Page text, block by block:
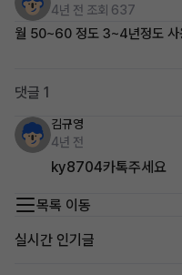
4년 전 조회 637
월 50~60 정도 3~4년정도 사
댓글 1
김규영
4년 전
ky8704카톡주세요
목록 이동
실시간 인기글